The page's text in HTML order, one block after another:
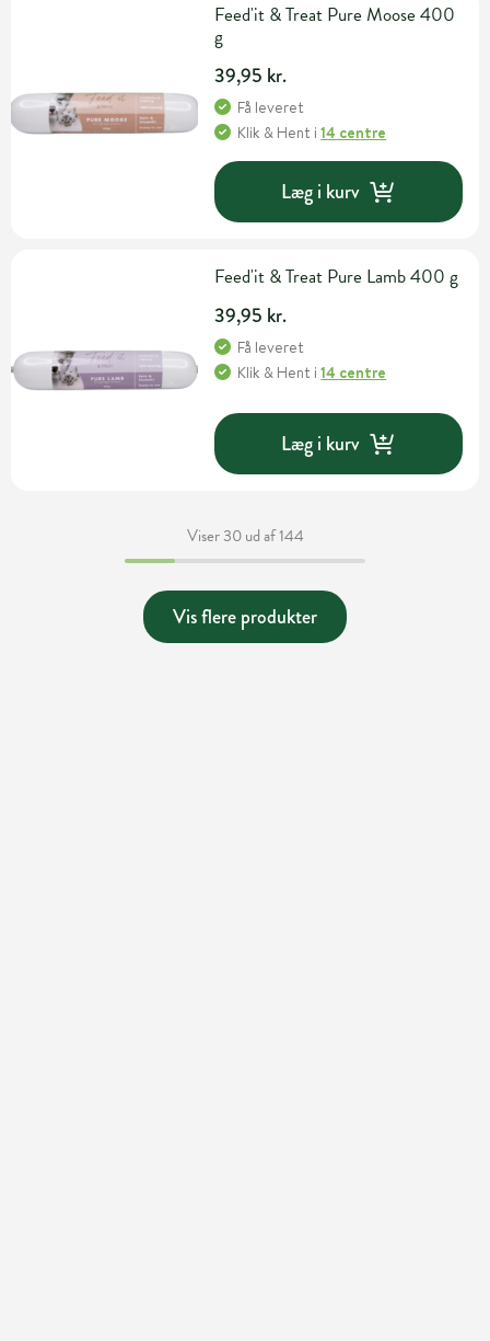
Feed'it & Treat Pure Moose 400
g
39,95 kr.
Få leveret
Klik & Hent i14 centre
Læg i kurv
Feed'it & Treat Pure Lamb 400 g
39,95 kr.
Få leveret
Klik & Hent i14 centre
Læg i kurv
Viser 30 ud af 144
Vis flere produkter